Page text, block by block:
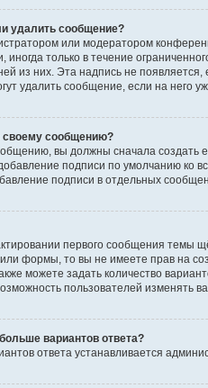
удалить сообщение?
или модератором
только в течение
из них. Эта надпись не
удалить сообщение, если на него
своему сообщению?
вы должны сначала создать
подписи по умолчанию ко
подписи в отдельных
первого сообщения темы
формы, то вы не имеете прав на
можете задать количество
пользователей изменять
вариантов ответа?
ответа устанавливается